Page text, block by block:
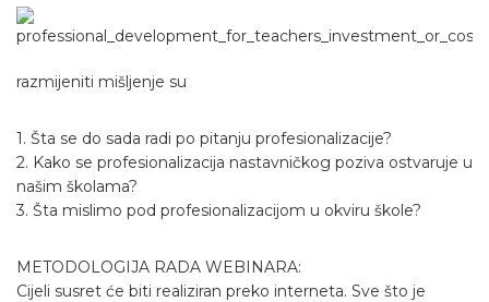
razmijeniti mišljenje su
1. Šta se do sada radi po pitanju profesionalizacije?
2. Kako se profesionalizacija nastavničkog poziva ostvaruje u
našim školama?
3. Šta mislimo pod profesionalizacijom u okviru škole?
METODOLOGIJA RADA WEBINARA:
Cijeli susret će biti realiziran preko interneta. Sve što je